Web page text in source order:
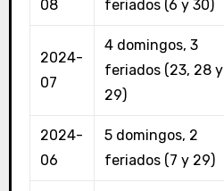
08
feriados (6 y 30)
2024-
07
4 domingos, 3
feriados (23, 28 y
29)
2024-
06
5 domingos, 2
feriados (7 y 29)